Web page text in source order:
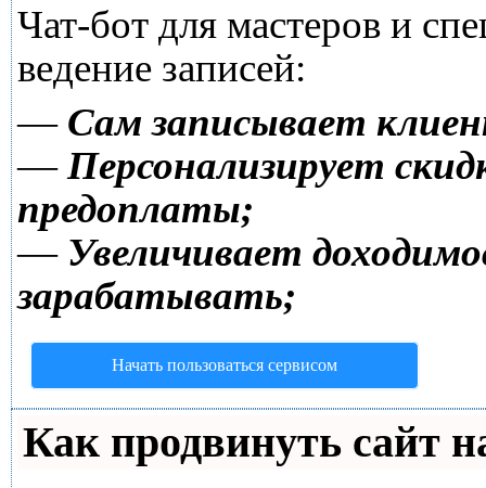
Чат-бот для мастеров и
ведение записей:
— Сам записывает
—Персонализирует
предоплаты;
— Увеличивает
зарабатывать;
Начать пользоваться сервисом
Как продвинуть сайт